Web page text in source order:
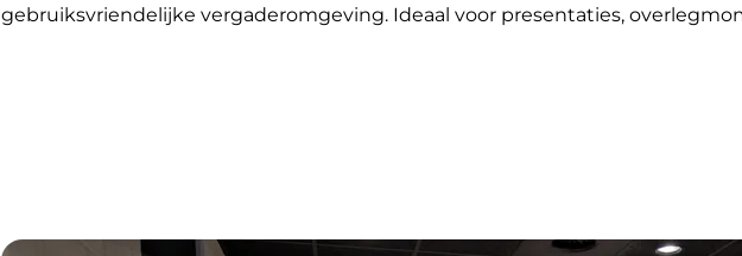
gebruiksvriendelijke vergaderomgeving. Ideaal voor presentaties,